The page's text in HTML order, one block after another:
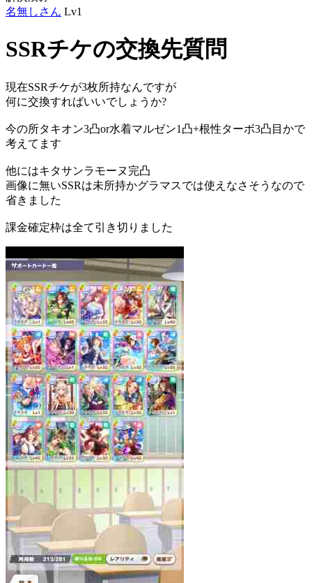
名無しさん Lv1
SSRチケの交換先質問
現在SSRチケが3枚所持なんですが
何に交換すればいいでしょうか?
今の所タキオン3凸or水着マルゼン1凸+根性ターボ3凸目かで
考えてます
他にはキタサンラモーヌ完凸
画像に無いSSRは未所持かグラマスでは使えなさそうなので
省きました
課金確定枠は全て引き切りました